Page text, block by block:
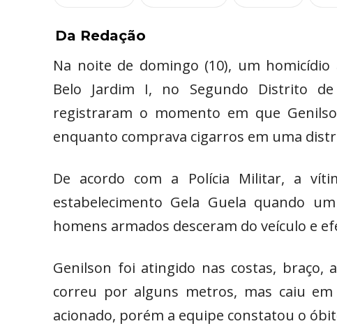
Da Redação
Na noite de domingo (10), um
Belo Jardim I, no Segundo Distrito
registraram o momento em que
enquanto comprava cigarros em uma
De acordo com a Polícia Militar, a
estabelecimento Gela Guela quando
homens armados desceram do veículo e
Genilson foi atingido nas costas, braço,
correu por alguns metros, mas caiu
acionado, porém a equipe constatou o